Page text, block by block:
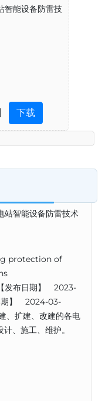
智能设备防雷技
下载
站智能设备防雷技术
protection of
发布日期】 2023-
期】 2024-03-
、扩建、改建的各电
、施工、维护。